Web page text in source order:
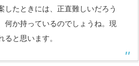
したときには、正直難しいだろう
何か持っているのでしょうね。現
と思います。